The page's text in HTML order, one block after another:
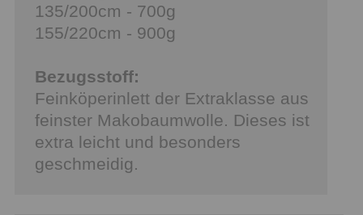
135/200cm - 700g
155/220cm - 900g
Bezugsstoff:
Feinköperinlett der Extraklasse aus
feinster Makobaumwolle. Dieses ist
extra leicht und besonders
geschmeidig.